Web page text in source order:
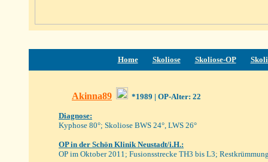
Home Skoliose Skoliose-OP
Akinna89 *1989 | OP-Alter: 22
Diagnose:
Kyphose 80°; Skoliose BWS 24°, LWS 26°
OPin der Schön Klinik Neustadt/i.H.:
OP im Oktober2011; Fusionsstrecke TH3 bis L3;